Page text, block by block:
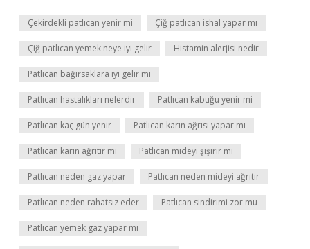
Çekirdekli patlıcan yenir mi Çiğ patlıcan ishal yapar mı
Çiğ patlıcan yemek neye iyi gelir Histamin alerjisi nedir
Patlıcan bağırsaklara iyi gelir mi
Patlıcan hastalıkları nelerdir Patlıcan kabuğu yenir mi
Patlıcan kaç gün yenir Patlıcan karın ağrısı yapar mı
Patlıcan karın ağrıtır mı Patlıcan mideyi şişirir mi
Patlıcan neden gaz yapar Patlıcan neden mideyi ağrıtır
Patlıcan neden rahatsız eder Patlıcan sindirimi zor mu
Patlıcan yemek gaz yapar mı